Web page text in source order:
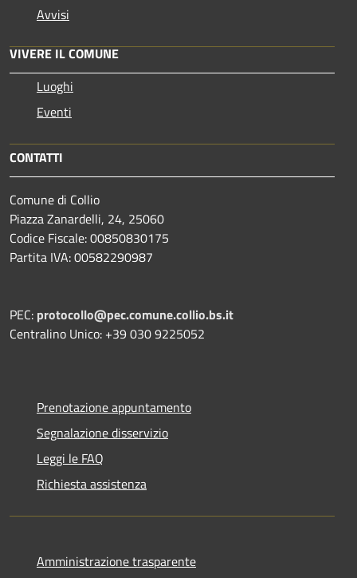
Avvisi
VIVERE IL COMUNE
Luoghi
Eventi
CONTATTI
Comune di Collio
Piazza Zanardelli, 24, 25060
Codice Fiscale: 00850830175
Partita IVA: 00582290987
PEC: protocollo@pec.comune.collio.bs.it
Centralino Unico: +39 030 9225052
Prenotazione appuntamento
Segnalazione disservizio
Leggi le FAQ
Richiesta assistenza
Amministrazione trasparente